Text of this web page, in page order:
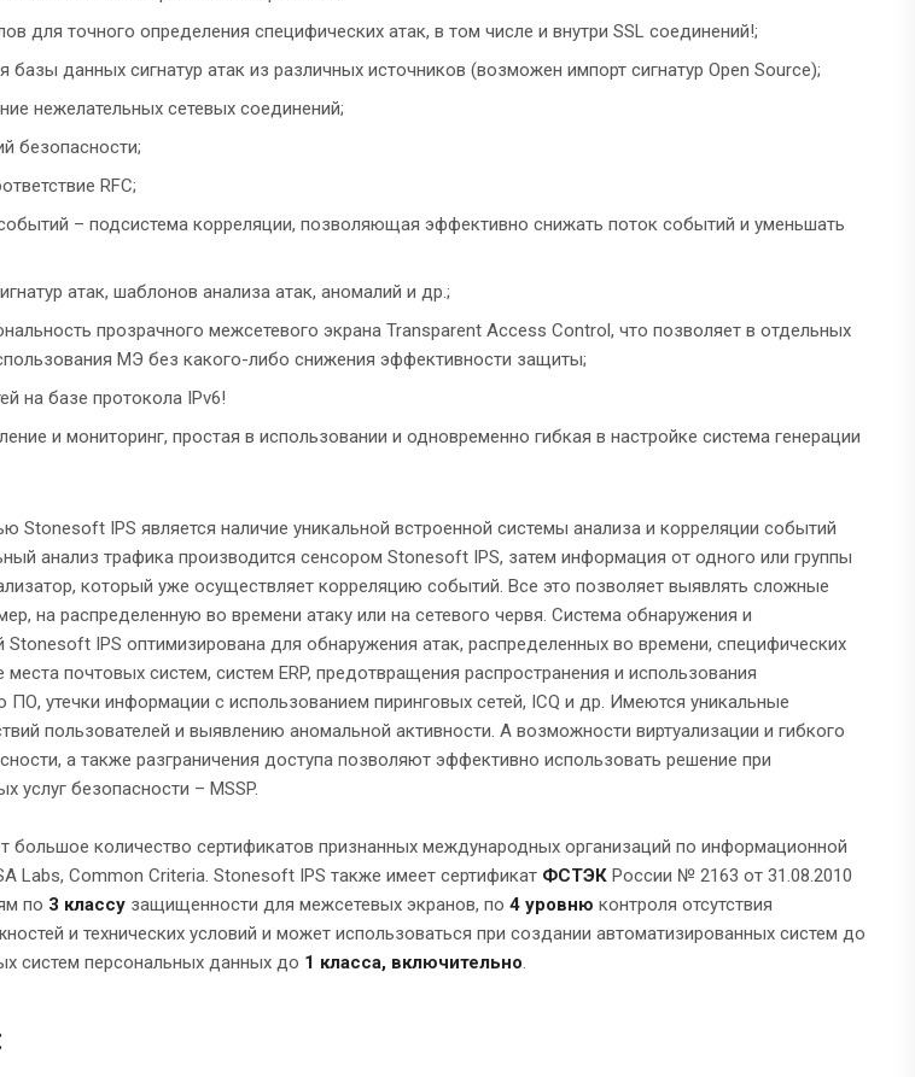
для точного определения специфических атак, в том числе и внутри SSL соединений!;
данных сигнатур атак из различных источников (возможен импорт сигнатур Open Source);
нежелательных сетевых соединений;
безопасности;
RFC;
– подсистема корреляции, позволяющая эффективно снижать поток событий и уменьшать
атак, шаблонов анализа атак, аномалий и др.;
прозрачного межсетевого экрана Transparent Access Control, что позволяет в отдельных
МЭ без какого-либо снижения эффективности защиты;
на базе протокола IPv6!
и мониторинг, простая в использовании и одновременно гибкая в настройке система генерации
Stonesoft IPS является наличие уникальной встроенной системы анализа и корреляции событий
анализ трафика производится сенсором Stonesoft IPS, затем информация от одного или группы
который уже осуществляет корреляцию событий. Все это позволяет выявлять сложные
на распределенную во времени атаку или на сетевого червя. Система обнаружения и
IPS оптимизирована для обнаружения атак, распределенных во времени, специфических
почтовых систем, систем ERP, предотвращения распространения и использования
ПО, утечки информации с использованием пиринговых сетей, ICQ и др. Имеются уникальные
пользователей и выявлению аномальной активности. А возможности виртуализации и гибкого
а также разграничения доступа позволяют эффективно использовать решение при
услуг безопасности – MSSP.
большое количество сертификатов признанных международных организаций по информационной
Labs, Common Criteria. Stonesoft IPS также имеет сертификат ФСТЭК России № 2163 от 31.08.2010
по 3 классу защищенности для межсетевых экранов, по 4 уровню контроля отсутствия
и технических условий и может использоваться при создании автоматизированных систем до
систем персональных данных до 1 класса, включительно.